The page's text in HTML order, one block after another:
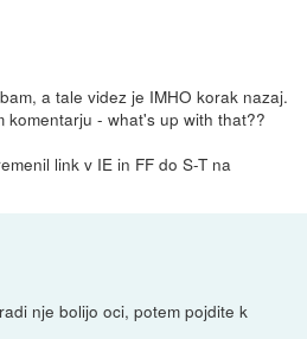
a tale videz je IMHO korak nazaj.
komentarju - what's up with that??
link v IE in FF do S-T na
nje bolijo oci, potem pojdite k